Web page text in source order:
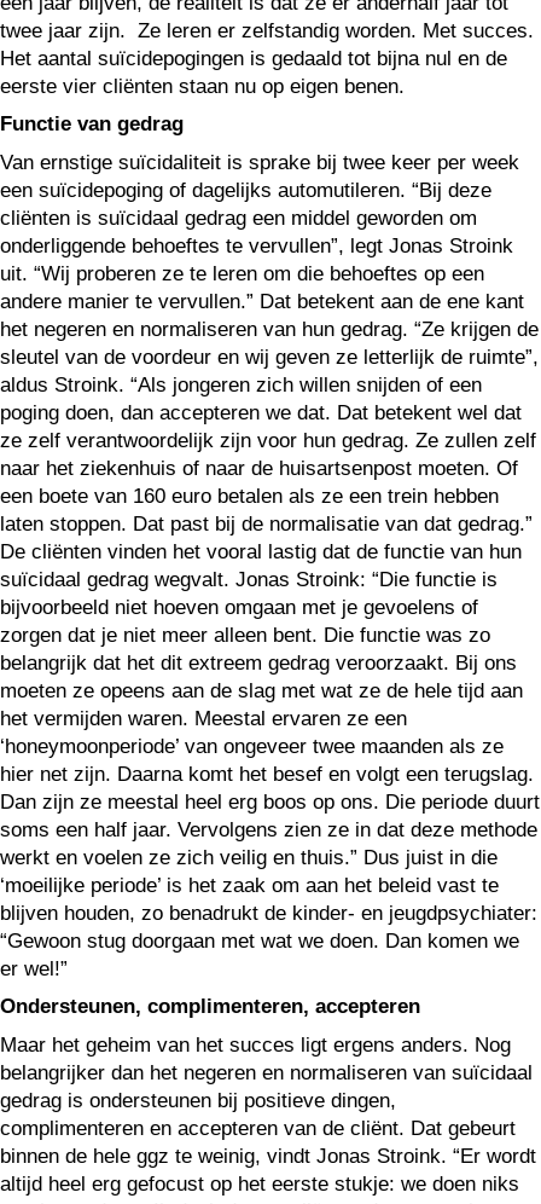
twee jaar zijn. Ze leren er zelfstandig worden. Met succes.
Het aantal suïcidepogingen is gedaald tot bijna nul en de
eerste vier cliënten staan nu op eigen benen.
Functie van gedrag
Van ernstige suïcidaliteit is sprake bij twee keer per week
een suïcidepoging of dagelijks automutileren. “Bij deze
cliënten is suïcidaal gedrag een middel geworden om
onderliggende behoeftes te vervullen”, legt Jonas Stroink
uit. “Wij proberen ze te leren om die behoeftes op een
andere manier te vervullen.” Dat betekent aan de ene kant
het negeren en normaliseren van hun gedrag. “Ze krijgen de
sleutel van de voordeur en wij geven ze letterlijk de ruimte”,
aldus Stroink. “Als jongeren zich willen snijden of een
poging doen, dan accepteren we dat. Dat betekent wel dat
ze zelf verantwoordelijk zijn voor hun gedrag. Ze zullen zelf
naar het ziekenhuis of naar de huisartsenpost moeten. Of
een boete van 160 euro betalen als ze een trein hebben
laten stoppen. Dat past bij de normalisatie van dat gedrag.”
De cliënten vinden het vooral lastig dat de functie van hun
suïcidaal gedrag wegvalt. Jonas Stroink: “Die functie is
bijvoorbeeld niet hoeven omgaan met je gevoelens of
zorgen dat je niet meer alleen bent. Die functie was zo
belangrijk dat het dit extreem gedrag veroorzaakt. Bij ons
moeten ze opeens aan de slag met wat ze de hele tijd aan
het vermijden waren. Meestal ervaren ze een
‘honeymoonperiode’ van ongeveer twee maanden als ze
hier net zijn. Daarna komt het besef en volgt een terugslag.
Dan zijn ze meestal heel erg boos op ons. Die periode duurt
soms een half jaar. Vervolgens zien ze in dat deze methode
werkt en voelen ze zich veilig en thuis.” Dus juist in die
‘moeilijke periode’ is het zaak om aan het beleid vast te
blijven houden, zo benadrukt de kinder- en jeugdpsychiater:
“Gewoon stug doorgaan met wat we doen. Dan komen we
er wel!”
Ondersteunen, complimenteren, accepteren
Maar het geheim van het succes ligt ergens anders. Nog
belangrijker dan het negeren en normaliseren van suïcidaal
gedrag is ondersteunen bij positieve dingen,
complimenteren en accepteren van de cliënt. Dat gebeurt
binnen de hele ggz te weinig, vindt Jonas Stroink. “Er wordt
altijd heel erg gefocust op het eerste stukje: we doen niks